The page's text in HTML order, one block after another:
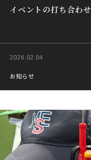
イベントの打ち合わせ
2026.02.04
お知らせ